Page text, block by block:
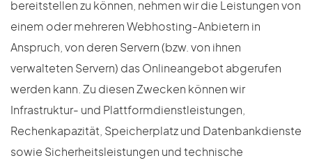
bereitstellen zu können, nehmen wir die Leistungen von
einem oder mehreren Webhosting-Anbietern in
Anspruch, von deren Servern (bzw. von ihnen
verwalteten Servern) das Onlineangebot abgerufen
werden kann. Zu diesen Zwecken können wir
Infrastruktur- und Plattformdienstleistungen,
Rechenkapazität, Speicherplatz und Datenbankdienste
sowie Sicherheitsleistungen und technische